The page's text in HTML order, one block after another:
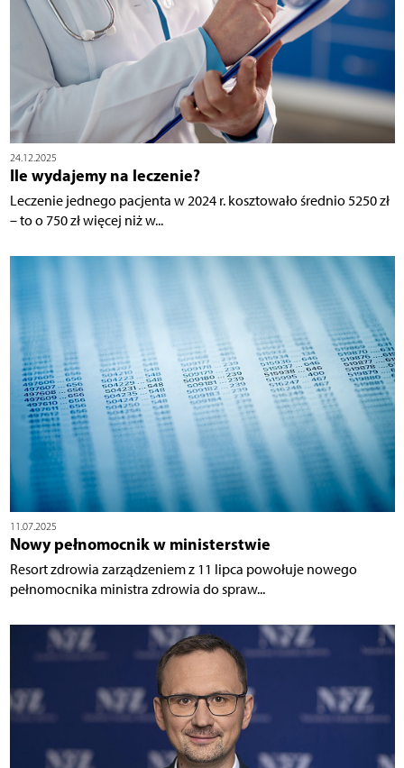
24.12.2025
Ile wydajemy na leczenie?
Leczenie jednego pacjenta w 2024 r. kosztowało średnio 5250 zł
– to o 750 zł więcej niż w...
11.07.2025
Nowy pełnomocnik w ministerstwie
Resort zdrowia zarządzeniem z 11 lipca powołuje nowego
pełnomocnika ministra zdrowia do spraw...